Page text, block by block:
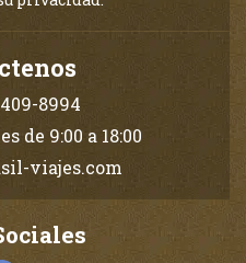
8994
de 9:00 a 18:00
viajes.com